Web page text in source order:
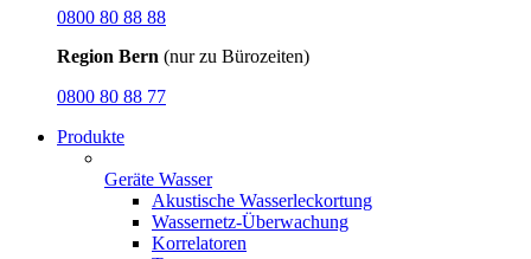
0800 80 88 88
Region Bern (nur zu Bürozeiten)
0800 80 88 77
Produkte
Geräte Wasser
Akustische Wasserleckortung
Wassernetz-Überwachung
Korrelatoren